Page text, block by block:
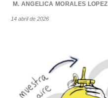
M. ANGELICA MORALES LOPEZ
14 abril de 2026